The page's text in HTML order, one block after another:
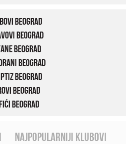
Beograd
Beograd
Beograd
Beograd
Beograd
Beograd
Beograd
najpopularniji klubovi